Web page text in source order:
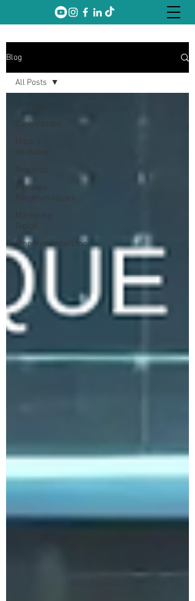
Blog
Curiosidades
Mitos e
Verdades
Negócios
Review e
Recomendações
Marketing
Digital
Empreendedorismo
All Posts